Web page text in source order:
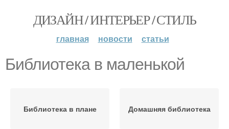
ДИЗАЙН / ИНТЕРЬЕР / СТИЛЬ
главная новости статьи
Библиотека в маленькой
Библиотека в плане Домашняя библиотека